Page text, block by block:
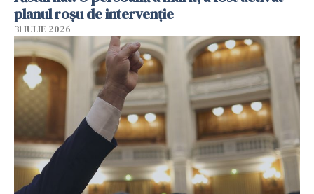
planul roșu de intervenție
31 IULIE 2026